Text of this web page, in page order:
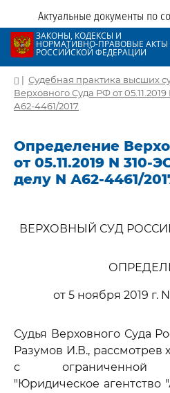
Актуальные документы по
ЗАКОНЫ, КОДЕКСЫ И
НОРМАТИВНО-ПРАВОВЫЕ АКТЫ
РОССИЙСКОЙ ФЕДЕРАЦИИ
| Судебная практика высших
Верховного Суда РФ от
А62-4461/2017
Определение
от 05.11.2019 N 310-
делу N А62-4461/
ВЕРХОВНЫЙ СУД
от 5 ноября 2019 г.
Судья Верховного Суда
Разумов И.В., рассмотрев
с ограниченной
"Юридическое агентство